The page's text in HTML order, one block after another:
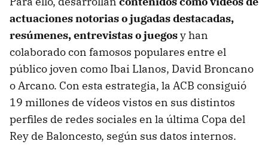
actuaciones notorias o jugadas destacadas,
resúmenes, entrevistas o juegosy han
colaborado con famosos populares entre el
público joven como Ibai Llanos, David Broncano
o Arcano. Con esta estrategia, la ACB consiguió
19 millones de vídeos vistos en sus distintos
perfiles de redes sociales en la última Copa del
Rey de Baloncesto, según sus datos internos.